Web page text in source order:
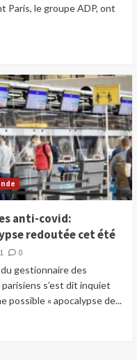
Paris, le groupe ADP, ont
anti-covid:
redoutée cet été
0
gestionnaire des
s’est dit inquiet
possible « apocalypse de...